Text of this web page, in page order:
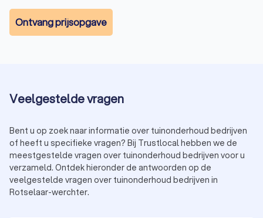
Ontvang prijsopgave
Veelgestelde vragen
Bent u op zoek naar informatie over tuinonderhoud bedrijven
of heeft u specifieke vragen? Bij Trustlocal hebben we de
meestgestelde vragen over tuinonderhoud bedrijven voor u
verzameld. Ontdek hieronder de antwoorden op de
veelgestelde vragen over tuinonderhoud bedrijven in
Rotselaar-werchter.